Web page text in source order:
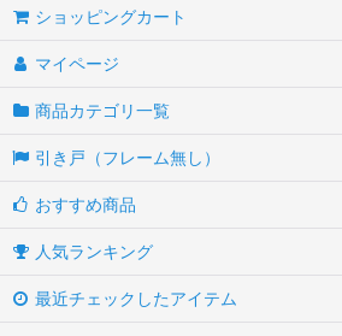
ショッピングカート
マイページ
商品カテゴリ一覧
引き戸（フレーム無し）
おすすめ商品
人気ランキング
最近チェックしたアイテム